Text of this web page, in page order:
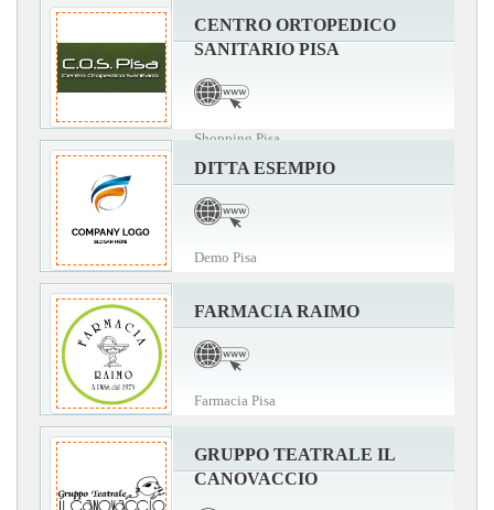
CENTRO ORTOPEDICO
SANITARIO PISA
Shopping Pisa
DITTA ESEMPIO
Demo Pisa
FARMACIA RAIMO
Farmacia Pisa
GRUPPO TEATRALE IL
CANOVACCIO